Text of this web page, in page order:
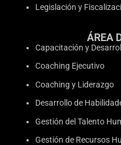
Legislación y
ÁREA
Capacitación y
Coaching Ejecutivo
Coaching y Liderazgo
Desarrollo de
Gestión del Talento
Gestión de Recursos